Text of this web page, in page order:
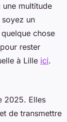
une multitude
soyez un
chose
rester
à Lille ici.
2025. Elles
de transmettre